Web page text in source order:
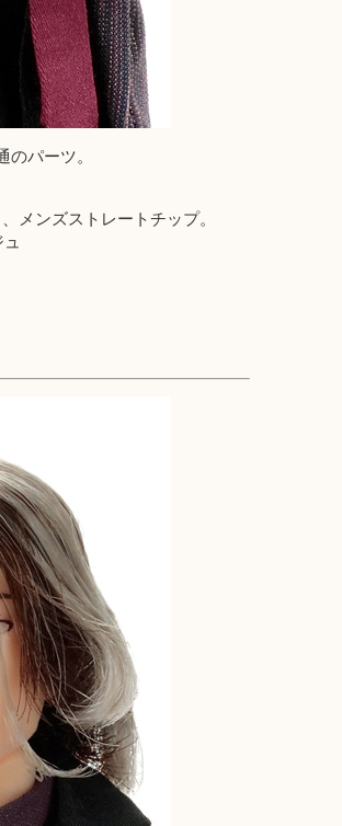
パーツ。
メンズストレートチップ。